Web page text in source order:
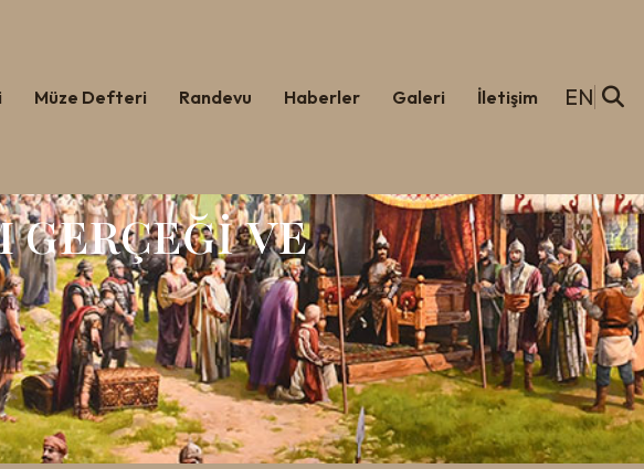
Müze Defteri Randevu Haberler Galeri İletişim EN
GERÇEĞİ VE